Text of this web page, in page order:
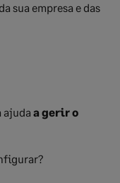
sua empresa e das
ajuda a gerir o